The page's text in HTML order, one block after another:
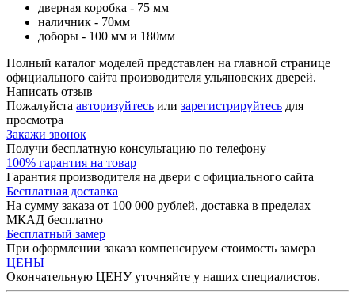
дверная коробка - 75 мм
наличник - 70мм
доборы - 100 мм и 180мм
Полный каталог моделей представлен на главной странице
официального сайта производителя ульяновских дверей.
Написать отзыв
Пожалуйста авторизуйтесь или зарегистрируйтесь для
просмотра
Закажи звонок
Получи бесплатную консультацию по телефону
100% гарантия на товар
Гарантия производителя на двери с официального сайта
Бесплатная доставка
На сумму заказа от 100 000 рублей, доставка в пределах
МКАД бесплатно
Бесплатный замер
При оформлении заказа компенсируем стоимость замера
ЦЕНЫ
Окончательную ЦЕНУ уточняйте у наших специалистов.